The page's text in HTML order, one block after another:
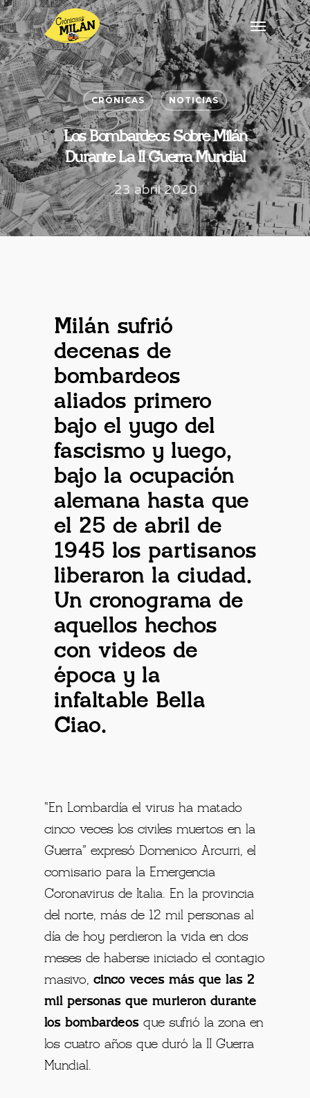
CRÓNICAS NOTICIAS
Los Bombardeos Sobre Milán
Durante La II Guerra Mundial
23 abril 2020
Milán sufrió
decenas de
bombardeos
aliados primero
bajo el yugo del
fascismo y luego,
bajo la ocupación
alemana hasta que
el 25 de abril de
1945 los partisanos
liberaron la ciudad.
Un cronograma de
aquellos hechos
con videos de
época y la
infaltable Bella
Ciao.
“En Lombardía el virus ha matado
cinco veces los civiles muertos en la
Guerra” expresó Domenico Arcurri, el
comisario para la Emergencia
Coronavirus de Italia. En la provincia
del norte, más de 12 mil personas al
día de hoy perdieron la vida en dos
meses de haberse iniciado el contagio
masivo,cinco veces más que las 2
mil personas que murieron durante
los bombardeos que sufrió la zona en
los cuatro años que duró la II Guerra
Mundial.